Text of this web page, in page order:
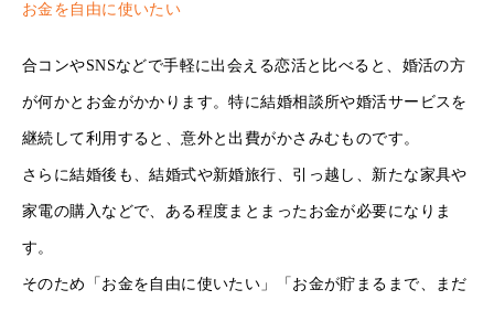
お金を自由に使いたい
合コンやSNSなどで手軽に出会える恋活と比べると、婚活の方
が何かとお金がかかります。特に結婚相談所や婚活サービスを
継続して利用すると、意外と出費がかさみむものです。
さらに結婚後も、結婚式や新婚旅行、引っ越し、新たな家具や
家電の購入などで、ある程度まとまったお金が必要になりま
す。
そのため「お金を自由に使いたい」「お金が貯まるまで、まだ